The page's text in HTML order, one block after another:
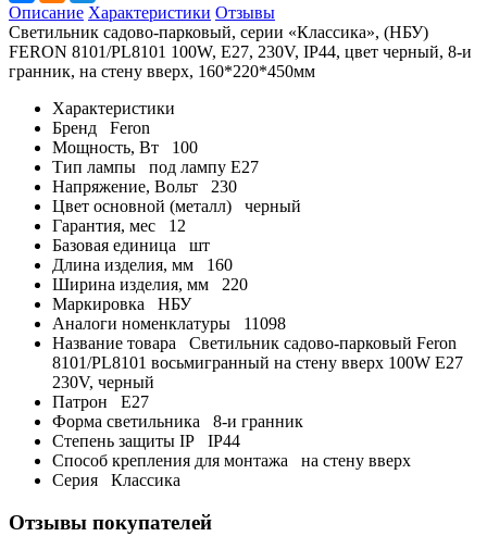
Описание Характеристики Отзывы
Светильник садово-парковый, серии «Классика», (НБУ)
FERON 8101/PL8101 100W, E27, 230V, IP44, цвет черный, 8-и
гранник, на стену вверх, 160*220*450мм
Характеристики
Бренд
Feron
Мощность, Вт
100
Тип лампы
под лампу Е27
Напряжение, Вольт
230
Цвет основной (металл)
черный
Гарантия, мес
12
Базовая единица
шт
Длина изделия, мм
160
Ширина изделия, мм
220
Маркировка
НБУ
Аналоги номенклатуры
11098
Название товара
Светильник садово-парковый Feron
8101/PL8101 восьмигранный на стену вверх 100W E27
230V, черный
Патрон
E27
Форма светильника
8-и гранник
Степень защиты IP
IP44
Способ крепления для монтажа
на стену вверх
Серия
Классика
Отзывы покупателей